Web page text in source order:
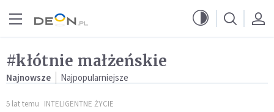
#kłótnie małżeńskie
Najnowsze Najpopularniejsze
5 lat temu INTELIGENTNE ŻYCIE